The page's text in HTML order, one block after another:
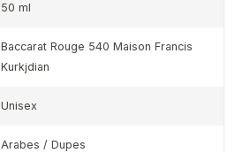
50 ml
Baccarat Rouge 540 Maison Francis
Kurkjdian
Unisex
Arabes / Dupes